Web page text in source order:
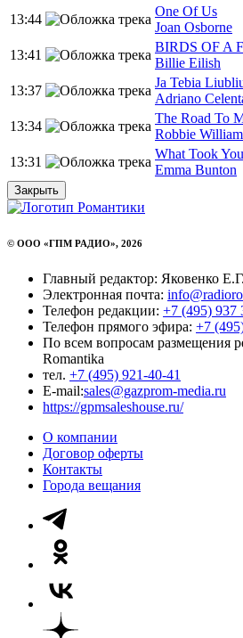
13:44
One Of Us
Joan Osborne
13:41
BIRDS OF A
Billie Eilish
13:37
Ja Tebia
Adriano
13:34
The Road To
Robbie
13:31
What Took
Emma Bunton
Закрыть
© ООО «ГПМ РАДИО», 2026
Главный редактор: Яковенко Е.Г.
Электронная почта:
Телефон редакции: +7 (495) 937
Телефон прямого эфира: +7
По всем вопросам размещения
Romantika
тел. +7 (495) 921-40-41
E-mail:sales@gazprom-media.ru
https://gpmsaleshouse.ru/
О компании
Договор оферты
Контакты
Города вещания